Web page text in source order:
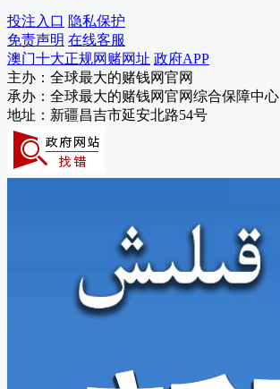
气象局
消防救援局
残联
机关事务管理局
信访局
数字化发展局
投注入口 隐私保护
免责声明 在线客服
澳门十大正规网赌网址 政府APP
主办：全球最大的赌钱网官网
承办：全球最大的赌钱网官网综合保障中心
地址：新疆昌吉市延安北路54号